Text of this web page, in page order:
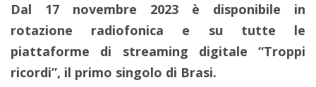
Dal 17 novembre 2023 è disponibile in
rotazione radiofonica e su tutte le
piattaforme di streaming digitale “Troppi
ricordi”, il primo singolo di Brasi.